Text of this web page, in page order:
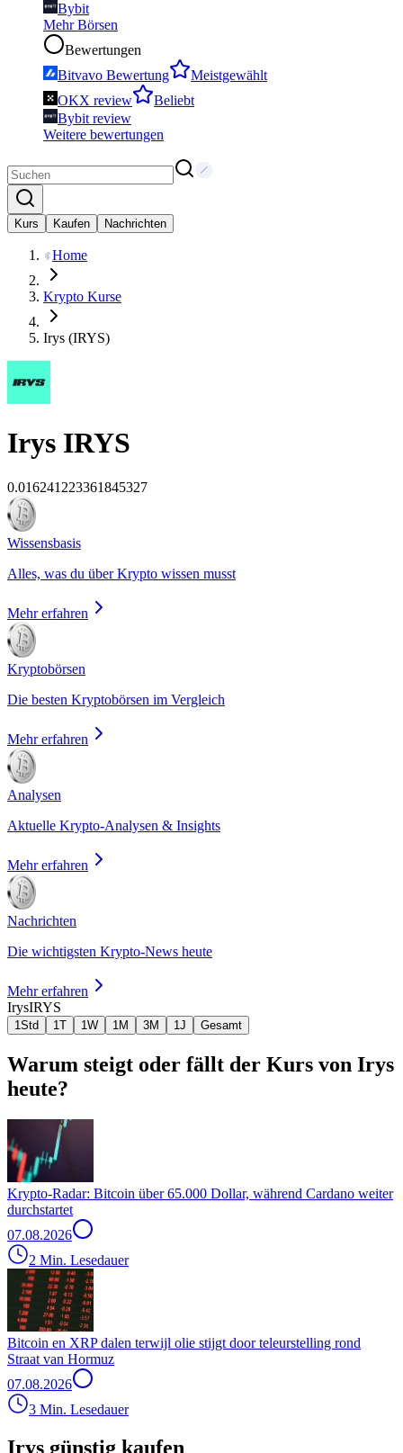
Bybit
Mehr Börsen
Bewertungen
Bitvavo Bewertung
Meistgewählt
OKX review
Beliebt
Bybit review
Weitere bewertungen
Kurs Kaufen Nachrichten
Home
Krypto Kurse
Irys (IRYS)
Irys IRYS
0.016241223361845327
Wissensbasis
Alles, was du über Krypto wissen musst
Mehr erfahren
Kryptobörsen
Die besten Kryptobörsen im Vergleich
Mehr erfahren
Analysen
Aktuelle Krypto-Analysen & Insights
Mehr erfahren
Nachrichten
Die wichtigsten Krypto-News heute
Mehr erfahren
IrysIRYS
1Std 1T 1W 1M 3M 1J Gesamt
Warum steigt oder fällt der Kurs von Irys
heute?
Krypto-Radar: Bitcoin über 65.000 Dollar, während Cardano weiter
durchstartet
07.08.2026
2 Min. Lesedauer
Bitcoin en XRP dalen terwijl olie stijgt door teleurstelling rond
Straat van Hormuz
07.08.2026
3 Min. Lesedauer
Irys günstig kaufen